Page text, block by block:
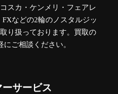
スカ・ケンメリ・フェアレ
などの2輪のノスタルジッ
り扱っております。買取の
ご相談ください。
サービス